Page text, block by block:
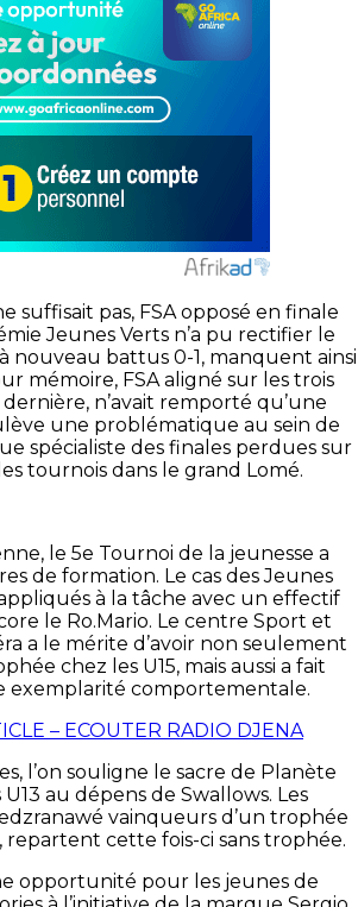
suffisait pas, FSA opposé en finale
Jeunes Verts n’a pu rectifier le
nouveau battus 0-1, manquent ainsi
mémoire, FSA aligné sur les trois
n’avait remporté qu’une
une problématique au sein de
spécialiste des finales perdues sur
tournois dans le grand Lomé.
le 5e Tournoi de la jeunesse a
de formation. Le cas des Jeunes
à la tâche avec un effectif
le Ro.Mario. Le centre Sport et
a le mérite d’avoir non seulement
chez les U15, mais aussi a fait
exemplarité comportementale.
l’on souligne le sacre de Planète
au dépens de Swallows. Les
vainqueurs d’un trophée
repartent cette fois-ci sans trophée.
opportunité pour les jeunes de